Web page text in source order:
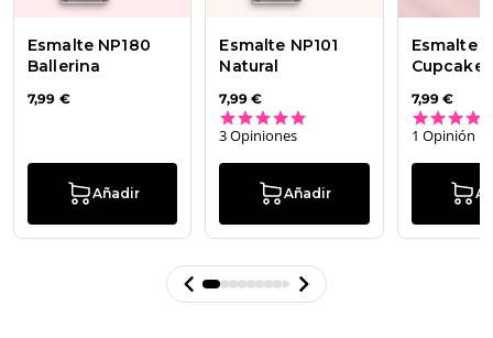
Esmalte NP180
Ballerina
7,99 €
Añadir
Esmalte NP101
Natural
7,99 €
3 Opiniones
Añadir
Esmalte
Cupcake
7,99 €
1 Opinión